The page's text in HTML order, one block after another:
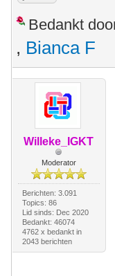
Bedankt
, Bianca F
Willeke_IGKT
Moderator
Berichten: 3.091
Topics: 86
Lid sinds: Dec 2020
Bedankt: 46074
4762 x bedankt in
2043 berichten